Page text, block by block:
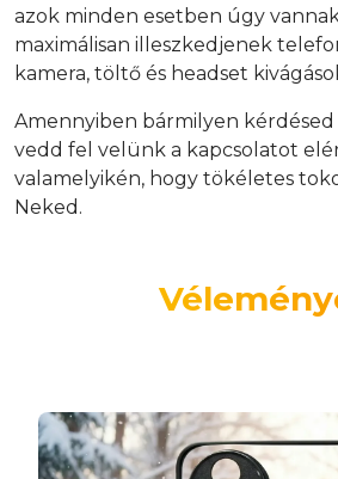
azok minden esetben úgy
maximálisan illeszkedjenek
kamera, töltő és headset
Amennyiben bármilyen
vedd fel velünk a kapcsolatot
valamelyikén, hogy tökéletes
Neked.